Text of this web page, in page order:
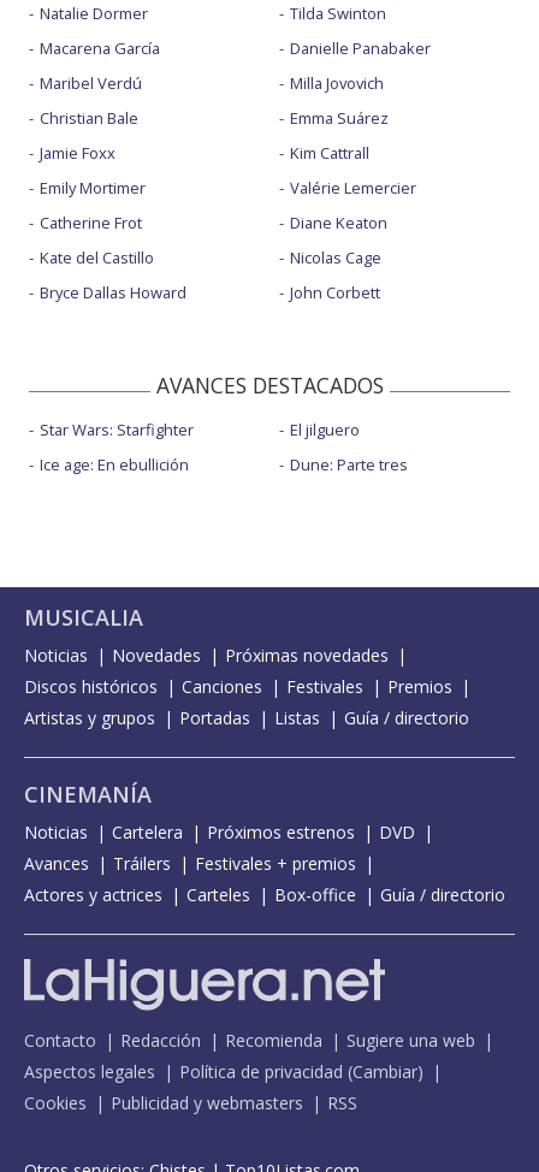
Natalie Dormer
Macarena García
Maribel Verdú
Christian Bale
Jamie Foxx
Emily Mortimer
Catherine Frot
Kate del Castillo
Bryce Dallas Howard
Tilda Swinton
Danielle Panabaker
Milla Jovovich
Emma Suárez
Kim Cattrall
Valérie Lemercier
Diane Keaton
Nicolas Cage
John Corbett
AVANCES DESTACADOS
Star Wars: Starfighter
Ice age: En ebullición
El jilguero
Dune: Parte tres
MUSICALIA
Noticias Novedades
Próximas novedades
Discos históricos
Canciones Festivales
Premios
Artistas y grupos
Portadas Listas Guía / directorio
CINEMANÍA
Noticias Cartelera Próximos estrenos
DVD
Avances
Tráilers
Festivales + premios
Actores y actrices
Carteles Box-office Guía / directorio
Contacto Redacción Recomienda
Sugiere una web
Aspectos legales
Política de privacidad (Cambiar)
Cookies
Publicidad y webmasters RSS